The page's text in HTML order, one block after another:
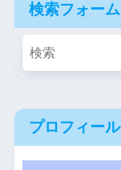
検索フォーム
プロフィール